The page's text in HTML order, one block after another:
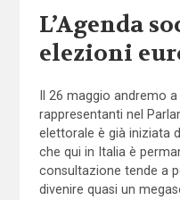
L’Agenda
elezioni
Il 26 maggio andremo
rappresentanti nel
elettorale è già iniziata
che qui in Italia è
consultazione tende a
divenire quasi un